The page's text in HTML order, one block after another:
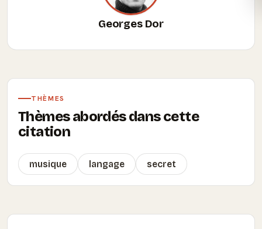
Georges Dor
THÈMES
Thèmes abordés dans cette
citation
musique langage secret